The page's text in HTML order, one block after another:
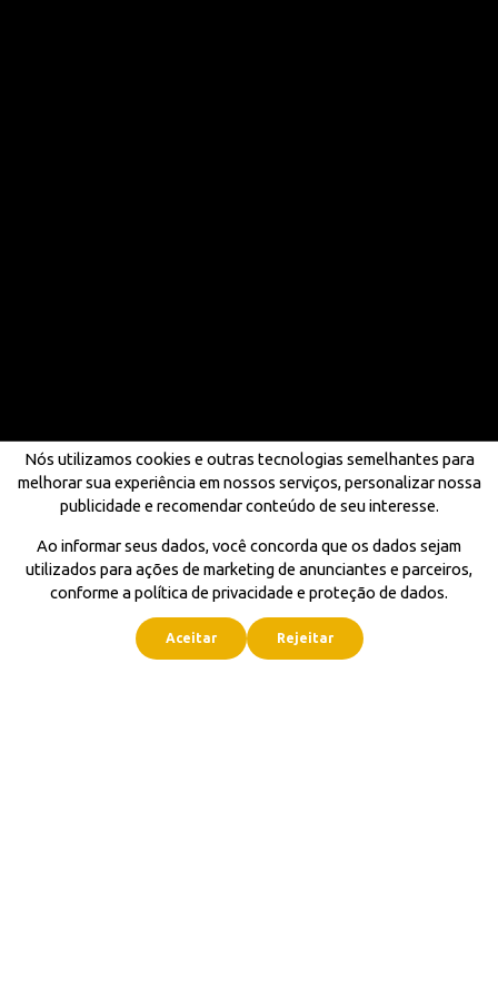
Nós utilizamos cookies e outras tecnologias semelhantes para
melhorar sua experiência em nossos serviços, personalizar nossa
publicidade e recomendar conteúdo de seu interesse.
Ao informar seus dados, você concorda que os dados sejam
utilizados para ações de marketing de anunciantes e parceiros,
conforme a política de privacidade e proteção de dados.
Aceitar Rejeitar